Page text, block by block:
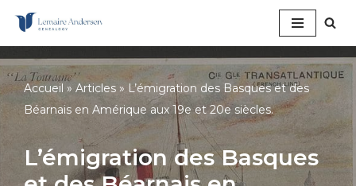
Aller
au
contenu
Accueil » Articles » L’émigration des Basques et des
Béarnais en Amérique aux 19e et 20e siècles.
L’émigration des Basques